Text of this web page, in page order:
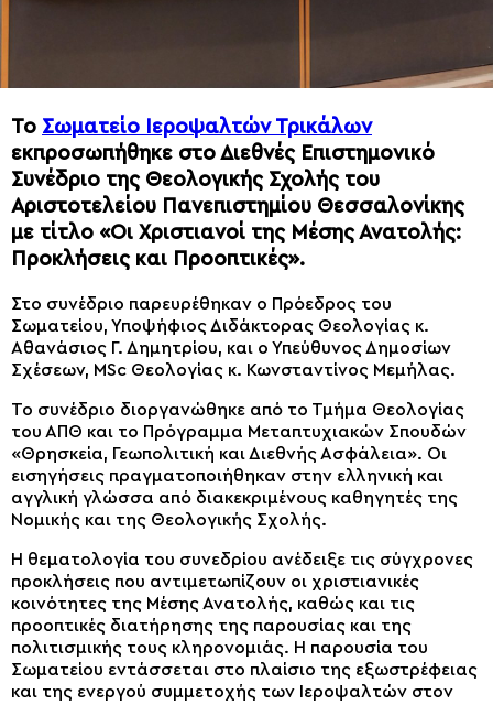
Το Σωματείο Ιεροψαλτών Τρικάλων
εκπροσωπήθηκε στο Διεθνές Επιστημονικό
Συνέδριο της Θεολογικής Σχολής του
Αριστοτελείου Πανεπιστημίου Θεσσαλονίκης
με τίτλο «Οι Χριστιανοί της Μέσης Ανατολής:
Προκλήσεις και Προοπτικές».
Στο συνέδριο παρευρέθηκαν ο Πρόεδρος του
Σωματείου, Υποψήφιος Διδάκτορας Θεολογίας κ.
Αθανάσιος Γ. Δημητρίου, και ο Υπεύθυνος Δημοσίων
Σχέσεων, MSc Θεολογίας κ. Κωνσταντίνος Μεμήλας.
Το συνέδριο διοργανώθηκε από το Τμήμα Θεολογίας
του ΑΠΘ και το Πρόγραμμα Μεταπτυχιακών Σπουδών
«Θρησκεία, Γεωπολιτική και Διεθνής Ασφάλεια». Οι
εισηγήσεις πραγματοποιήθηκαν στην ελληνική και
αγγλική γλώσσα από διακεκριμένους καθηγητές της
Νομικής και της Θεολογικής Σχολής.
Η θεματολογία του συνεδρίου ανέδειξε τις σύγχρονες
προκλήσεις που αντιμετωπίζουν οι χριστιανικές
κοινότητες της Μέσης Ανατολής, καθώς και τις
προοπτικές διατήρησης της παρουσίας και της
πολιτισμικής τους κληρονομιάς. Η παρουσία του
Σωματείου εντάσσεται στο πλαίσιο της εξωστρέφειας
και της ενεργού συμμετοχής των Ιεροψαλτών στον